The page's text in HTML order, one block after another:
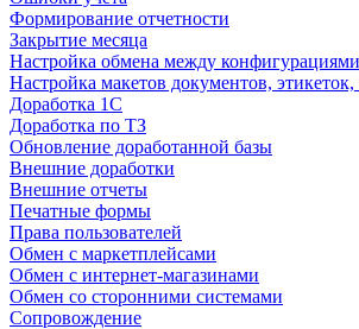
Формирование отчетности
Закрытие месяца
Настройка обмена между
Настройка макетов документов,
Доработка 1С
Доработка по ТЗ
Обновление доработанной базы
Внешние доработки
Внешние отчеты
Печатные формы
Права пользователей
Обмен с маркетплейсами
Обмен с интернет-магазинами
Обмен со сторонними системами
Сопровождение